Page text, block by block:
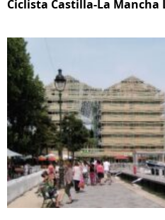
Ciclista Castilla-La Mancha